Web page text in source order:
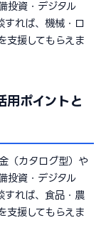
投資・デジタル
すれば、機械・ロ
支援してもらえま
用ポイントと
（カタログ型）や
投資・デジタル
すれば、食品・農
支援してもらえま